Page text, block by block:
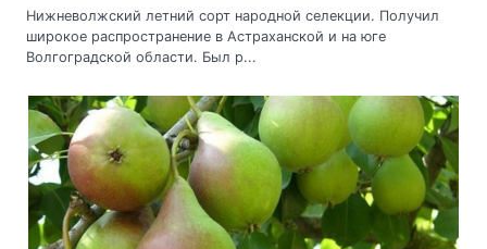
Нижневолжский летний сорт народной селекции. Получил
широкое распространение в Астраханской и на юге
Волгоградской области. Был р...